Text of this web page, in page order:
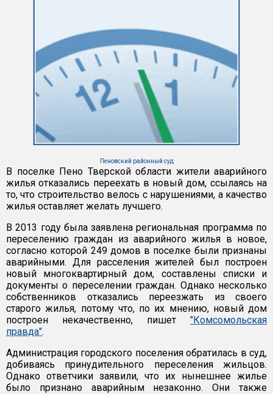
Пеновский районный суд
В поселке Пено Тверской области жители аварийного
жилья отказались переехать в новый дом, ссылаясь на
то, что строительство велось с нарушениями, а качество
жилья оставляет желать лучшего.
В 2013 году была заявлена региональная программа по
переселению граждан из аварийного жилья в новое,
согласно которой 249 домов в поселке были признаны
аварийными. Для расселения жителей был построен
новый многоквартирный дом, составлены списки и
документы о переселении граждан. Однако несколько
собственников отказались переезжать из своего
старого жилья, потому что, по их мнению, новый дом
построен некачественно, пишет "Комсомольская
правда".
Администрация городского поселения обратилась в суд,
добиваясь принудительного переселения жильцов.
Однако ответчики заявили, что их нынешнее жилье
было признано аварийным незаконно. Они также